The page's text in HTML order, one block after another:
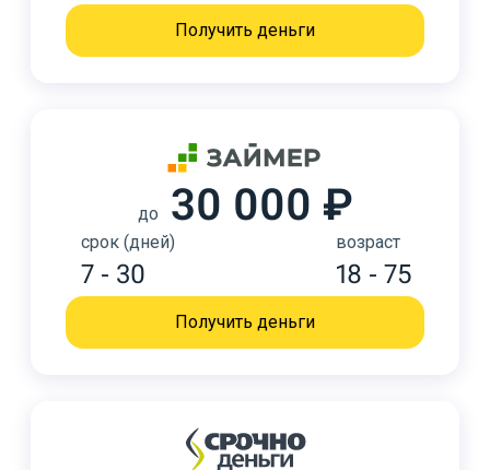
Получить деньги
до 30 000 ₽
срок (дней)
7 - 30
возраст
18 - 75
Получить деньги